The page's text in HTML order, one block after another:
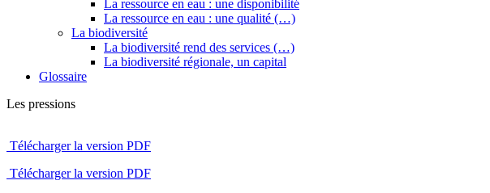
La ressource en eau : une disponibilité
La ressource en eau : une qualité (…)
La biodiversité
La biodiversité rend des services (…)
La biodiversité régionale, un capital
Glossaire
Les pressions
Télécharger la version PDF
Télécharger la version PDF